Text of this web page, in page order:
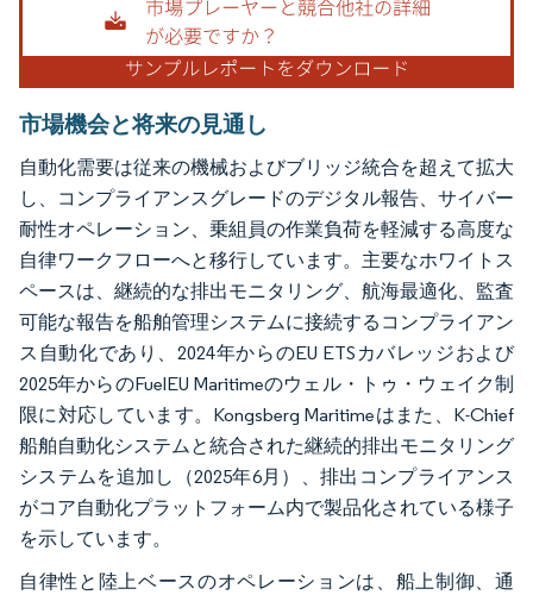
市場機会と将来の見通し
自動化需要は従来の機械およびブリッジ統合を超えて拡大
し、コンプライアンスグレードのデジタル報告、サイバー
耐性オペレーション、乗組員の作業負荷を軽減する高度な
自律ワークフローへと移行しています。主要なホワイトス
ペースは、継続的な排出モニタリング、航海最適化、監査
可能な報告を船舶管理システムに接続するコンプライアン
ス自動化であり、2024年からのEU ETSカバレッジおよび
2025年からのFuelEU Maritimeのウェル・トゥ・ウェイク制
限に対応しています。Kongsberg Maritimeはまた、K-Chief
船舶自動化システムと統合された継続的排出モニタリング
システムを追加し（2025年6月）、排出コンプライアンス
がコア自動化プラットフォーム内で製品化されている様子
を示しています。
自律性と陸上ベースのオペレーションは、船上制御、通